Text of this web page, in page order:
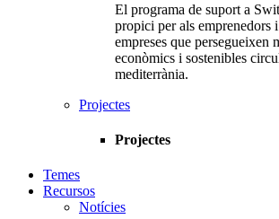
El programa de suport a
propici per als emprenedors
empreses que persegueixen
econòmics i sostenibles
mediterrània.
Projectes
Projectes
Temes
Recursos
Notícies